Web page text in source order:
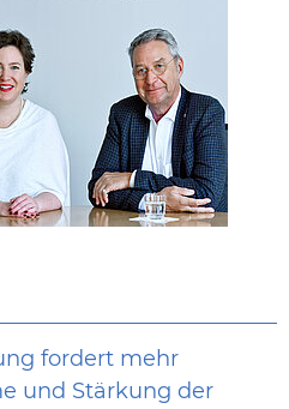
fordert mehr
und Stärkung der